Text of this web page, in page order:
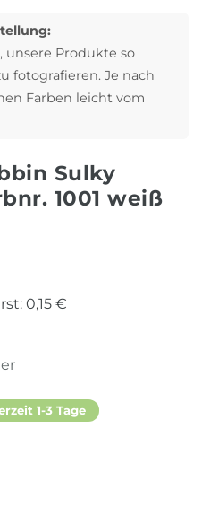
unsere Produkte so
fotografieren. Je nach
Farben leicht vom
Sulky
1001 weiß
0,15 €
1-3 Tage